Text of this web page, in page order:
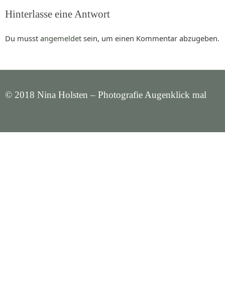
Hinterlasse eine Antwort
Du musst angemeldet sein, um einen Kommentar abzugeben.
© 2018 Nina Holsten – Photografie Augenklick mal